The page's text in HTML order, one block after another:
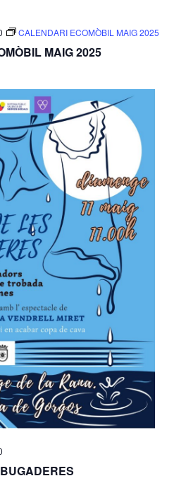
MAIG 2025
CALENDARI ECOMÒBIL MAIG 2025